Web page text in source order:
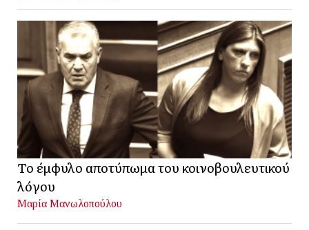
Το έμφυλο αποτύπωμα του κοινοβουλευτικού
λόγου
Μαρία Μανωλοπούλου